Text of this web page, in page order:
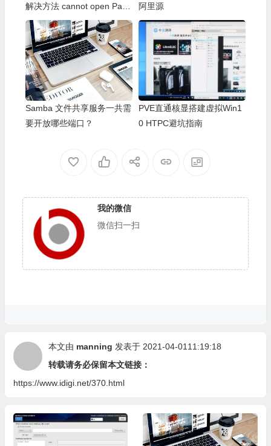
解决方法 cannot open Pack
ages index using db5 – (-30
973)
阿里源
Samba 文件共享服务一共需
要开放哪些端口？
PVE直通核显搭建虚拟Win1
0 HTPC避坑指南
我的微信
微信扫一扫
本文由 manning 发表于 2021-04-0111:19:18
转载请务必保留本文链接：
https://www.idigi.net/370.html